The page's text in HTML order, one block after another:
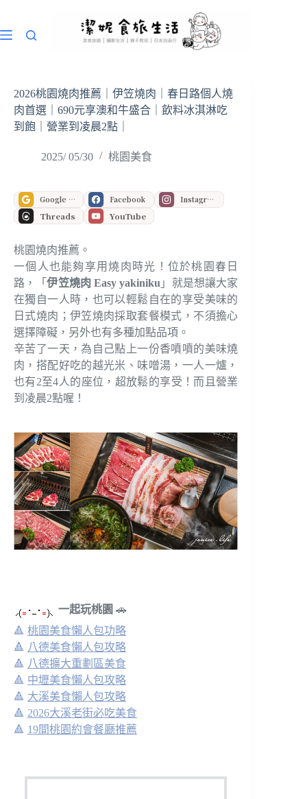
主
2026桃園燒肉推薦｜伊笠燒肉｜春日路個人燒
肉首選｜690元享澳和牛盛合｜飲料冰淇淋吃
到飽｜營業到凌晨2點｜
2025/ 05/30 桃園美食
Google 偏好來源 Facebook Instagram
Threads YouTube
桃園燒肉推薦。
一個人也能夠享用燒肉時光！位於桃園春日
路，「伊笠燒肉 Easy yakiniku 」就是想讓大家
在獨自一人時，也可以輕鬆自在的享受美味的
日式燒肉；伊笠燒肉採取套餐模式，不須擔心
選擇障礙，另外也有多種加點品項。
辛苦了一天，為自己點上一份香噴噴的美味燒
肉，搭配好吃的越光米、味噌湯，一人一爐，
也有2至4人的座位，超放鬆的享受！而且營業
到凌晨2點喔！
一起玩桃園 🚗
🔺 桃園美食懶人包功略
🔺 八德美食懶人包攻略
🔺 八德擴大重劃區美食
🔺 中壢美食懶人包攻略
🔺 大溪美食懶人包攻略
🔺 2026大溪老街必吃美食
🔺 19間桃園約會餐廳推薦